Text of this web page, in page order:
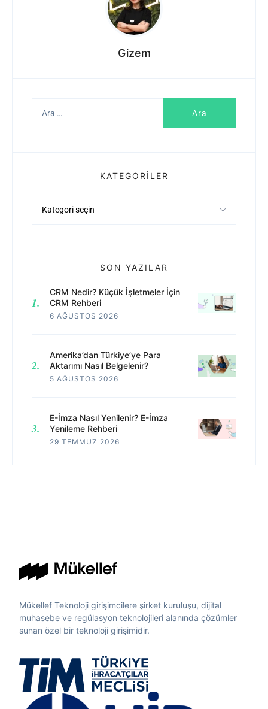
Gizem
KATEGORILER
SON YAZILAR
CRM Nedir? Küçük İşletmeler İçin
CRM Rehberi
6 AĞUSTOS 2026
Amerika’dan Türkiye’ye Para
Aktarımı Nasıl Belgelenir?
5 AĞUSTOS 2026
E-İmza Nasıl Yenilenir? E-İmza
Yenileme Rehberi
29 TEMMUZ 2026
Mükellef Teknoloji girişimcilere şirket kuruluşu, dijital
muhasebe ve regülasyon teknolojileri alanında çözümler
sunan özel bir teknoloji girişimidir.